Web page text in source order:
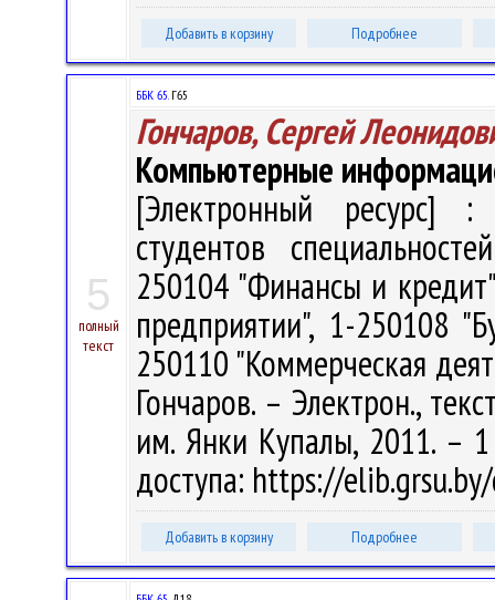
Добавить в корзину Подробнее
5
полный
текст
ББК 65.Г65
Гончаров, Сергей
Компьютерные
[Электронный ресурс] :
студентов
250104 "Финансы и
предприятии", 1-250108
250110 "Коммерческая
Гончаров. – Электрон.,
им. Янки Купалы, 2011. –
доступа: https://
Добавить в корзину Подробнее